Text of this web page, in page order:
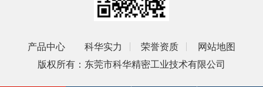
产品中心 科华实力 荣誉资质
网站地图
版权所有：东莞市科华精密工业技术有限公司